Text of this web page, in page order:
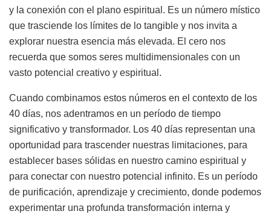
y la conexión con el plano espiritual. Es un número místico
que trasciende los límites de lo tangible y nos invita a
explorar nuestra esencia más elevada. El cero nos
recuerda que somos seres multidimensionales con un
vasto potencial creativo y espiritual.
Cuando combinamos estos números en el contexto de los
40 días, nos adentramos en un período de tiempo
significativo y transformador. Los 40 días representan una
oportunidad para trascender nuestras limitaciones, para
establecer bases sólidas en nuestro camino espiritual y
para conectar con nuestro potencial infinito. Es un período
de purificación, aprendizaje y crecimiento, donde podemos
experimentar una profunda transformación interna y